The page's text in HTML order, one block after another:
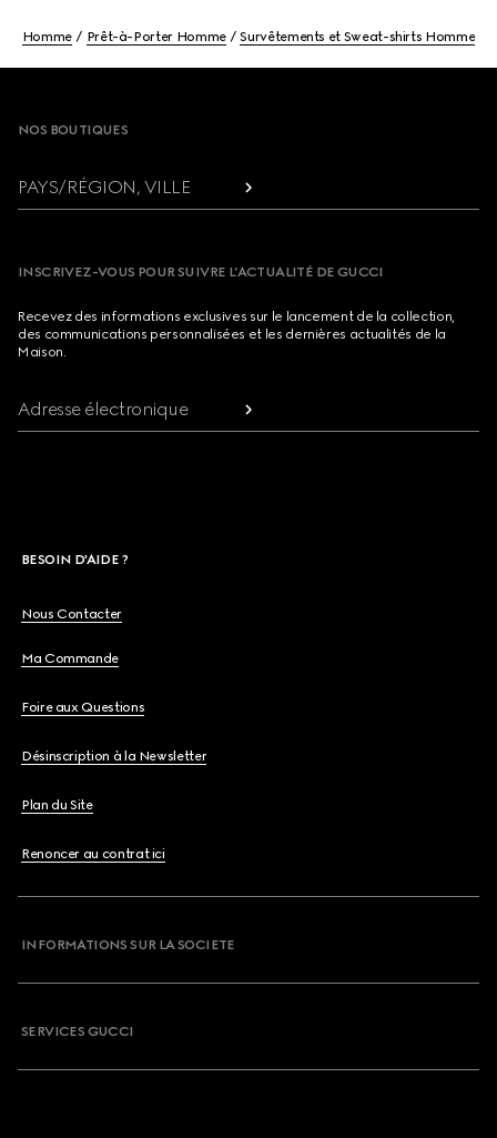
Homme Prêt-à-Porter Homme Survêtements et Sweat-shirts Homme
NOS BOUTIQUES
PAYS/RÉGION, VILLE
INSCRIVEZ-VOUS POUR SUIVRE L’ACTUALITÉ DE GUCCI
Recevez des informations exclusives sur le lancement de la collection,
des communications personnalisées et les dernières actualités de la
Maison.
Adresse électronique
BESOIN D'AIDE ?
Nous Contacter
Ma Commande
Foire aux Questions
Désinscription à la Newsletter
Plan du Site
Renoncer au contrat ici
INFORMATIONS SUR LA SOCIETE
SERVICES GUCCI